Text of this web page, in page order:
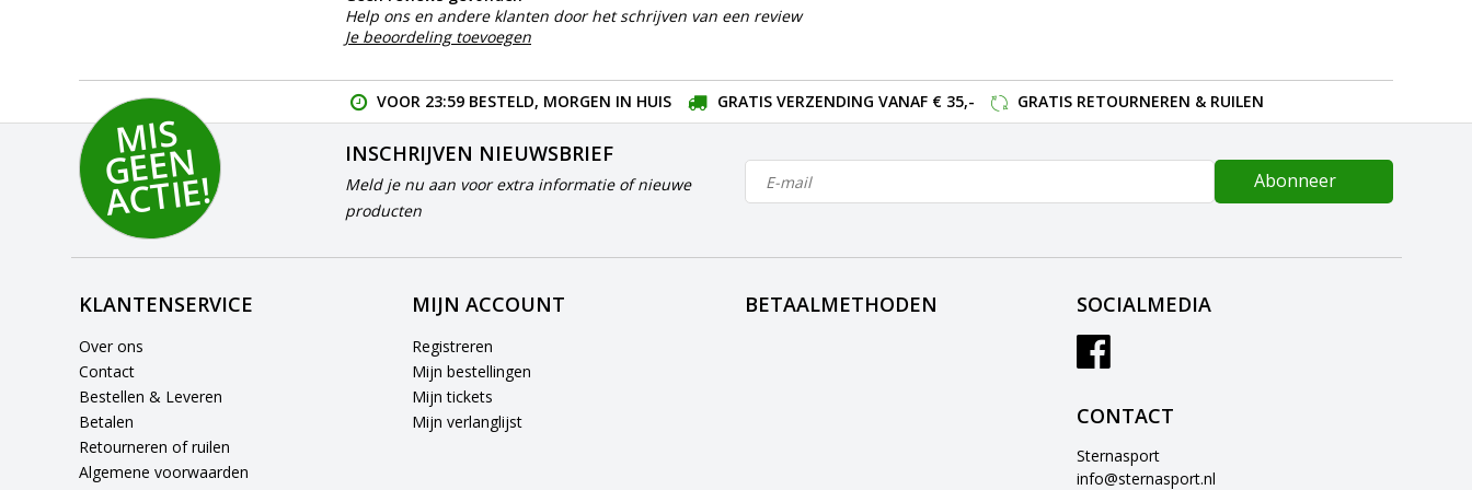
Help ons en andere klanten door het schrijven van een review
Je beoordeling toevoegen
VOOR 23:59 BESTELD, MORGEN IN HUIS GRATIS VERZENDING VANAF € 35,- GRATIS RETOURNEREN & RUILEN
MI
S
G
E
E
N
A
C
TI
E!
INSCHRIJVEN NIEUWSBRIEF
Meld je nu aan voor extra informatie of nieuwe
producten
Abonneer
KLANTENSERVICE
Over ons
Contact
Bestellen & Leveren
Betalen
Retourneren of ruilen
Algemene voorwaarden
MIJN ACCOUNT
Registreren
Mijn bestellingen
Mijn tickets
Mijn verlanglijst
BETAALMETHODEN SOCIALMEDIA
CONTACT
Sternasport
info@sternasport.nl